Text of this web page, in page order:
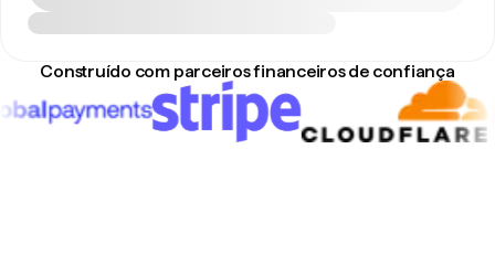
Construído com parceiros financeiros de confiança